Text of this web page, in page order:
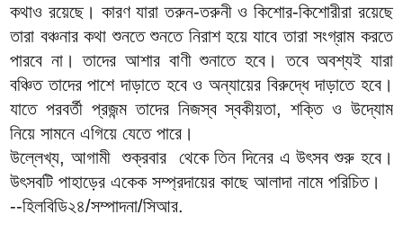
কথাও রয়েছে। কারণ যারা তরুন-তরুনী ও কিশোর-কিশোরীরা রয়েছে
তারা বঞ্চনার কথা শুনতে শুনতে নিরাশ হয়ে যাবে তারা সংগ্রাম করতে
পারবে না। তাদের আশার বাণী শুনাতে হবে। তবে অবশ্যই যারা
বঞ্চিত তাদের পাশে দাড়াতে হবে ও অন্যায়ের বিরুদ্ধে দাড়াতে হবে।
যাতে পরবর্তী প্রজন্ম তাদের নিজস্ব স্বকীয়তা, শক্তি ও উদ্যোম
নিয়ে সামনে এগিয়ে যেতে পারে।
উল্লেখ্য, আগামী শুক্রবার থেকে তিন দিনের এ উৎসব শুরু হবে।
উৎসবটি পাহাড়ের একেক সম্প্রদায়ের কাছে আলাদা নামে পরিচিত।
--হিলবিডি২৪/সম্পাদনা/সিআর.